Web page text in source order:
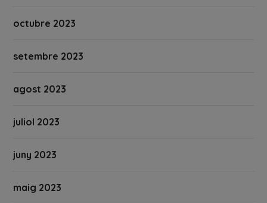
octubre 2023
setembre 2023
agost 2023
juliol 2023
juny 2023
maig 2023